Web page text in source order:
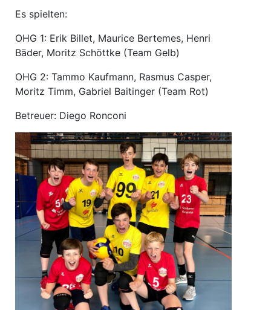
Es spielten:
OHG 1: Erik Billet, Maurice Bertemes, Henri
Bäder, Moritz Schöttke (Team Gelb)
OHG 2: Tammo Kaufmann, Rasmus Casper,
Moritz Timm, Gabriel Baitinger (Team Rot)
Betreuer: Diego Ronconi